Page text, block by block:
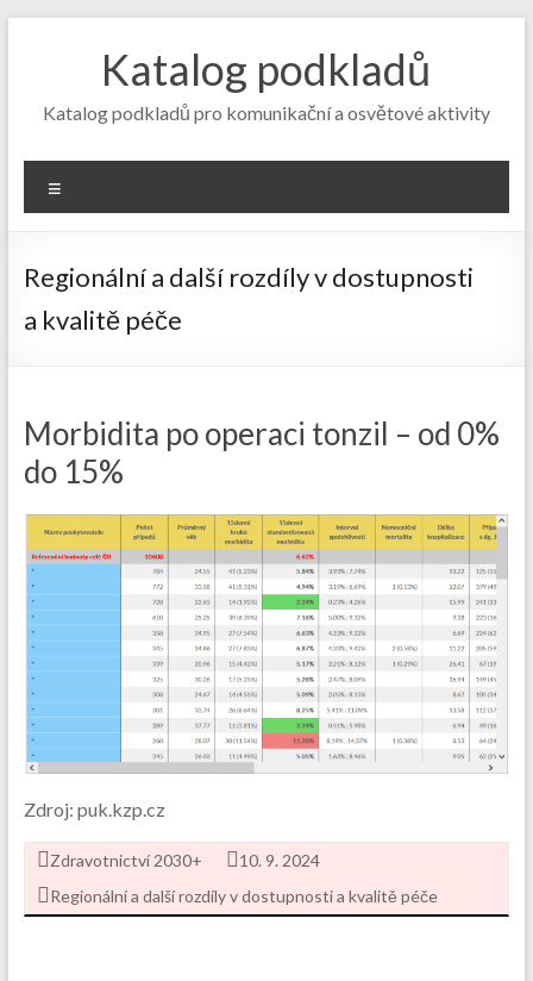
Katalog podkladů
Katalog podkladů pro komunikační a osvětové aktivity
Regionální a další rozdíly v dostupnosti
a kvalitě péče
Morbidita po operaci tonzil – od 0%
do 15%
Zdroj: puk.kzp.cz
Zdravotnictví 2030+
10. 9. 2024
Regionální a další rozdíly v dostupnosti a kvalitě péče